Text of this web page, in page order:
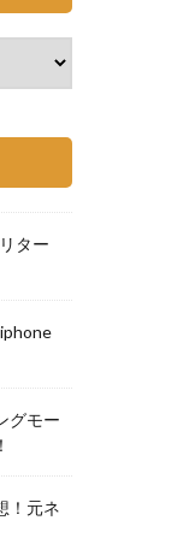
ター
グモー
！元ネ